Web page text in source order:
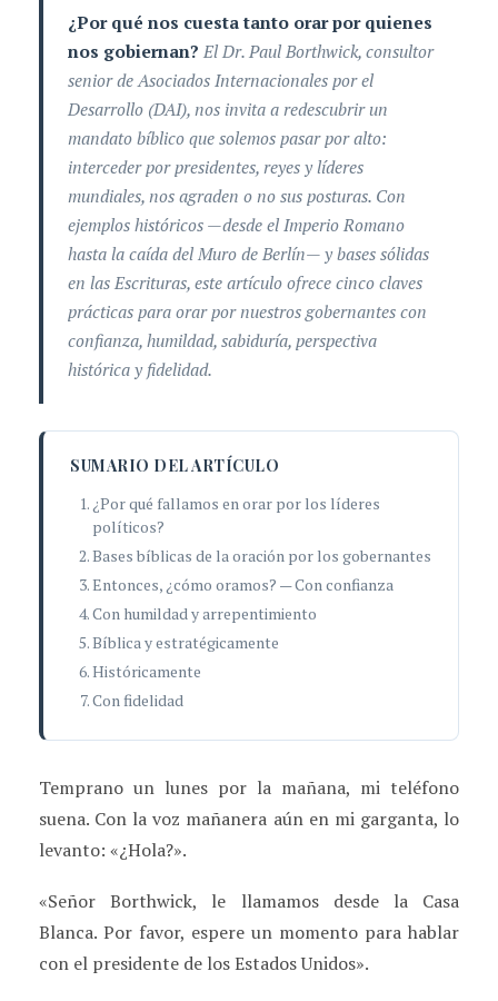
¿Por qué nos cuesta tanto orar por quienes
nos gobiernan? El Dr. Paul Borthwick, consultor
senior de Asociados Internacionales por el
Desarrollo (DAI), nos invita a redescubrir un
mandato bíblico que solemos pasar por alto:
interceder por presidentes, reyes y líderes
mundiales, nos agraden o no sus posturas. Con
ejemplos históricos —desde el Imperio Romano
hasta la caída del Muro de Berlín— y bases sólidas
en las Escrituras, este artículo ofrece cinco claves
prácticas para orar por nuestros gobernantes con
confianza, humildad, sabiduría, perspectiva
histórica y fidelidad.
SUMARIO DEL ARTÍCULO
¿Por qué fallamos en orar por los líderes
políticos?
Bases bíblicas de la oración por los gobernantes
Entonces, ¿cómo oramos? — Con confianza
Con humildad y arrepentimiento
Bíblica y estratégicamente
Históricamente
Con fidelidad
Temprano un lunes por la mañana, mi teléfono
suena. Con la voz mañanera aún en mi garganta, lo
levanto: «¿Hola?».
«Señor Borthwick, le llamamos desde la Casa
Blanca. Por favor, espere un momento para hablar
con el presidente de los Estados Unidos».